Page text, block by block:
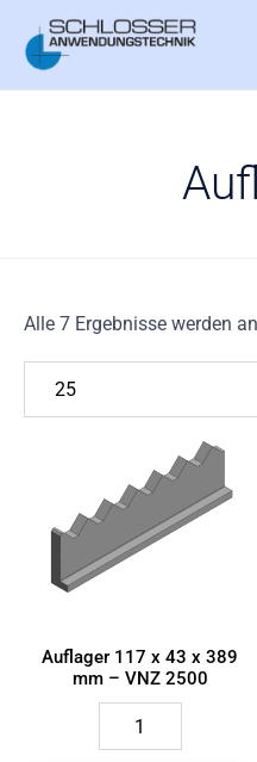
Alle 7 Ergebnisse werden
Auflager 117 x 43 x 389
mm – VNZ 2500
Auflager
x